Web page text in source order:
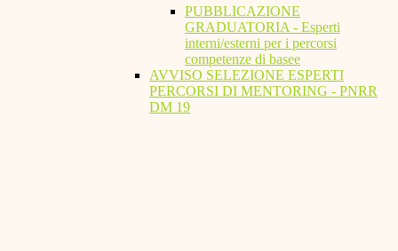
PUBBLICAZIONE
GRADUATORIA - Esperti
interni/esterni per i percorsi
competenze di basee
AVVISO SELEZIONE ESPERTI
PERCORSI DI MENTORING - PNRR
DM 19